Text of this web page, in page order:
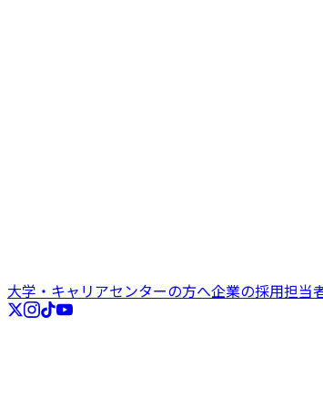
大学・キャリアセンターの方へ企業の採用担当